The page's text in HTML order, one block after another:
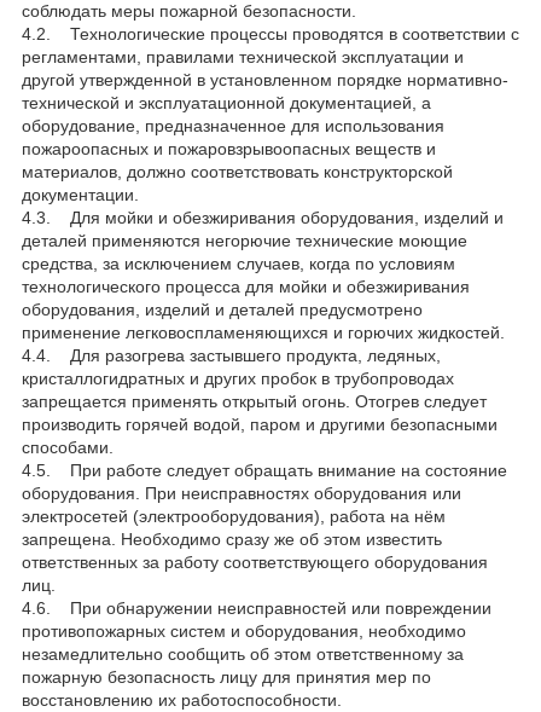
соблюдать меры пожарной безопасности.
4.2. Технологические процессы проводятся в соответствии с
регламентами, правилами технической эксплуатации и
другой утвержденной в установленном порядке нормативно-
технической и эксплуатационной документацией, а
оборудование, предназначенное для использования
пожароопасных и пожаровзрывоопасных веществ и
материалов, должно соответствовать конструкторской
документации.
4.3. Для мойки и обезжиривания оборудования, изделий и
деталей применяются негорючие технические моющие
средства, за исключением случаев, когда по условиям
технологического процесса для мойки и обезжиривания
оборудования, изделий и деталей предусмотрено
применение легковоспламеняющихся и горючих жидкостей.
4.4. Для разогрева застывшего продукта, ледяных,
кристаллогидратных и других пробок в трубопроводах
запрещается применять открытый огонь. Отогрев следует
производить горячей водой, паром и другими безопасными
способами.
4.5. При работе следует обращать внимание на состояние
оборудования. При неисправностях оборудования или
электросетей (электрооборудования), работа на нём
запрещена. Необходимо сразу же об этом известить
ответственных за работу соответствующего оборудования
лиц.
4.6. При обнаружении неисправностей или повреждении
противопожарных систем и оборудования, необходимо
незамедлительно сообщить об этом ответственному за
пожарную безопасность лицу для принятия мер по
восстановлению их работоспособности.